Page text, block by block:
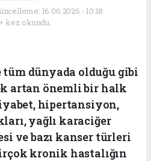
16.06.2026 - 10:18
kez okundu.
tüm dünyada olduğu gibi
artan önemli bir halk
hipertansiyon,
yağlı karaciğer
ve bazı kanser türleri
kronik hastalığın